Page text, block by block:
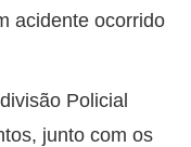
acidente ocorrido
Policial
junto com os